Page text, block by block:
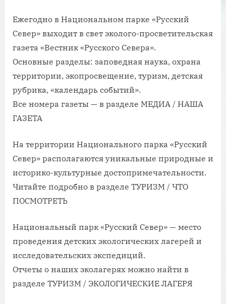
Ежегодно в Национальном парке «Русский
Север» выходит в свет эколого-просветительская
газета «Вестник «Русского Севера».
Основные разделы: заповедная наука, охрана
территории, экопросвещение, туризм, детская
рубрика, «календарь событий».
Все номера газеты — в разделе МЕДИА / НАША
ГАЗЕТА
На территории Национального парка «Русский
Север» располагаются уникальные природные и
историко-культурные достопримечательности.
Читайте подробно в разделе ТУРИЗМ / ЧТО
ПОСМОТРЕТЬ
Национальный парк «Русский Север» — место
проведения детских экологических лагерей и
исследовательских экспедиций.
Отчеты о наших эколагерях можно найти в
разделе ТУРИЗМ / ЭКОЛОГИЧЕСКИЕ ЛАГЕРЯ